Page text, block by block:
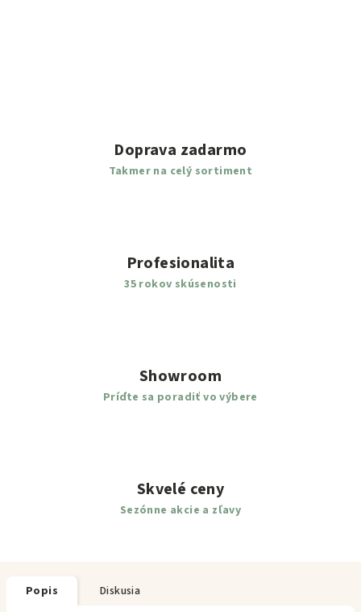
Doprava zadarmo
Takmer na celý sortiment
Profesionalita
35 rokov skúsenosti
Showroom
Príďte sa poradiť vo výbere
Skvelé ceny
Sezónne akcie a zľavy
Popis Diskusia